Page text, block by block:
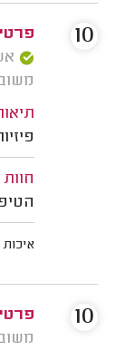
משוב: 27/09/
איכות
10
משוב: 03/06/
10